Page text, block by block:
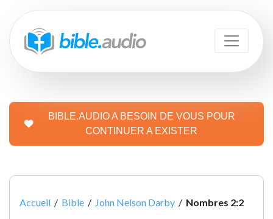
BIBLE.AUDIO A BESOIN DE VOUS POUR
CONTINUER A EXISTER
Accueil / Bible / John Nelson Darby / Nombres 2:2